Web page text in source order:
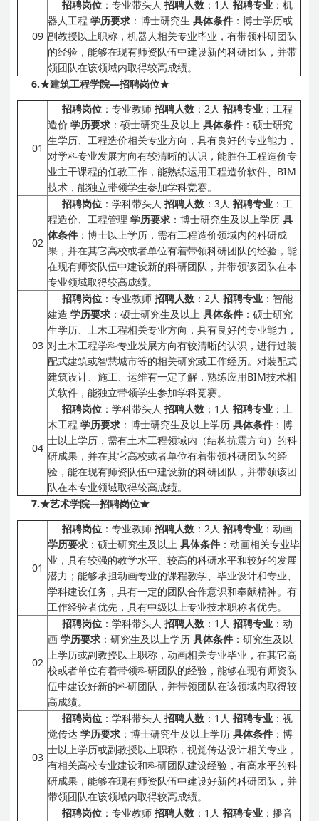
09
招聘岗位 ：专业带头人 招聘人数 ：1人 招聘专业 ：机
器人工程 学历要求 ：博士研究生 具体条件 ：博士学历或
副教授以上职称，机器人相关专业毕业，有带领科研团队
的经验，能够在现有师资队伍中建设新的科研团队，并带
领团队在该领域内取得较高成绩。
6.★建筑工程学院—招聘岗位★
01
招聘岗位 ：专业教师 招聘人数 ：2人 招聘专业 ：工程
造价 学历要求 ：硕士研究生及以上 具体条件 ：硕士研究
生学历、工程造价相关专业方向，具有良好的专业能力，
对学科专业发展方向有较清晰的认识，能胜任工程造价专
业主干课程的任教工作，能熟练运用工程造价软件、BIM
技术，能独立带领学生参加学科竞赛。
02
招聘岗位 ：学科带头人 招聘人数 ：3人 招聘专业 ：工
程造价、工程管理 学历要求 ：博士研究生及以上学历 具
体条件 ：博士以上学历，需有工程造价领域内的科研成
果，并在其它高校或者单位有着带领科研团队的经验，能
在现有师资队伍中建设新的科研团队，并带领该团队在本
专业领域取得较高成绩。
03
招聘岗位 ：专业教师 招聘人数 ：2人 招聘专业 ：智能
建造 学历要求 ：硕士研究生及以上 具体条件 ：硕士研究
生学历、土木工程相关专业方向，具有良好的专业能力，
对土木工程学科专业发展方向有较清晰的认识，进行过装
配式建筑或智慧城市等的相关研究或工作经历。对装配式
建筑设计、施工、运维有一定了解，熟练应用BIM技术相
关软件，能独立带领学生参加学科竞赛。
04
招聘岗位 ：学科带头人 招聘人数 ：1人 招聘专业 ：土
木工程 学历要求 ：博士研究生及以上学历 具体条件 ：博
士以上学历，需有土木工程领域内（结构抗震方向）的科
研成果，并在其它高校或者单位有着带领科研团队的经
验，能在现有师资队伍中建设新的科研团队，并带领该团
队在本专业领域取得较高成绩。
7.★艺术学院—招聘岗位★
01
招聘岗位 ：专业教师 招聘人数 ：2人 招聘专业 ：动画
学历要求 ：硕士研究生及以上 具体条件 ：动画相关专业毕
业，具有较强的教学水平、较高的科研水平和较好的发展
潜力；能够承担动画专业的课程教学、毕业设计和专业、
学科建设任务，具有一定的团队合作意识和奉献精神。有
工作经验者优先，具有中级以上专业技术职称者优先。
02
招聘岗位 ：学科带头人 招聘人数 ：1人 招聘专业 ：动
画 学历要求 ：研究生及以上学历 具体条件 ：研究生及以
上学历或副教授以上职称，动画相关专业毕业，在其它高
校或者单位有着带领科研团队的经验，能够在现有师资队
伍中建设好新的科研团队，并带领团队在该领域内取得较
高成绩。
03
招聘岗位 ：学科带头人 招聘人数 ：1人 招聘专业 ：视
觉传达 学历要求 ：博士研究生及以上学历 具体条件 ：博
士以上学历或副教授以上职称，视觉传达设计相关专业，
有相关高校专业建设和科研团队建设经验，有高水平的科
研成果，能够在现有师资队伍中建设好新的科研团队，并
带领团队在该领域内取得较高成绩。
招聘岗位 ：专业教师 招聘人数 ：1人 招聘专业 ：播音